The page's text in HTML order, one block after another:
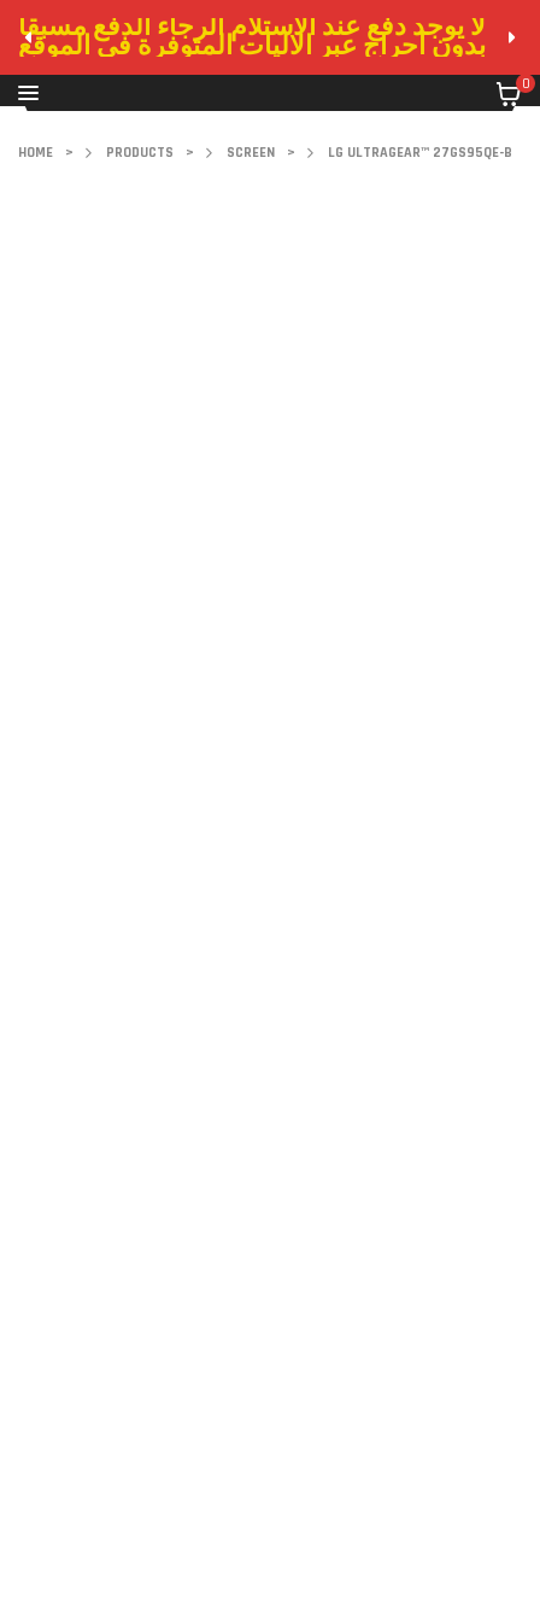
لا يوجد دفع عند الاستلام الرجاء الدفع مسبقا
بدون احراج عبر الاليات المتوفرة في الموقع
0
HOME > PRODUCTS > SCREEN > LG ULTRAGEAR™ 27GS95QE-B